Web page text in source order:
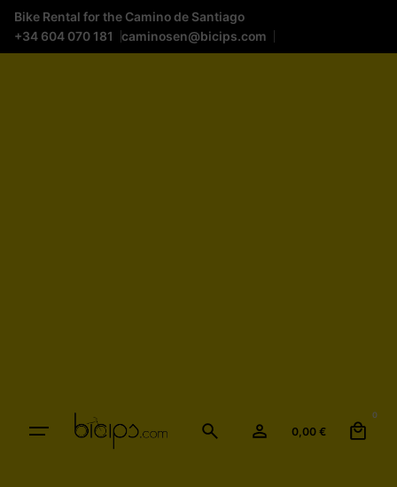
Bike Rental for the Camino de Santiago
+34 604 070 181
caminosen@bicips.com
0,00 €
0